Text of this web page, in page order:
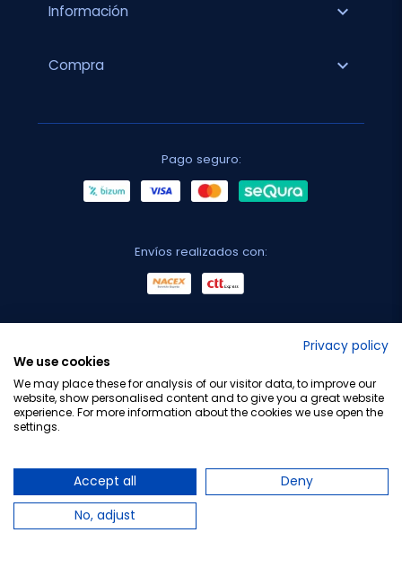
Información expand_more
Compra expand_more
Pago seguro:
Envíos realizados con:
Privacy policy
We use cookies
We may place these for analysis of our visitor data, to improve our
website, show personalised content and to give you a great website
experience. For more information about the cookies we use open the
settings.
Accept all
Deny
No, adjust